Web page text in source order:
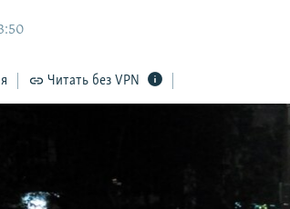
Читать без VPN